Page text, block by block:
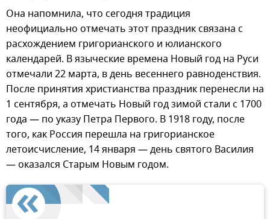
Она напомнила, что сегодня традиция
неофициально отмечать этот праздник связана с
расхождением григорианского и юлианского
календарей. В языческие времена Новый год на Руси
отмечали 22 марта, в день весеннего равноденствия.
После принятия христианства праздник перенесли на
1 сентября, а отмечать Новый год зимой стали с 1700
года — по указу Петра Первого. В 1918 году, после
того, как Россия перешла на григорианское
летоисчисление, 14 января — день святого Василия
— оказался Старым Новым годом.